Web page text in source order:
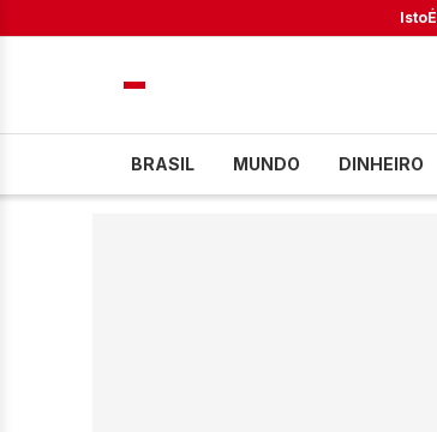
IstoÉ
BRASIL MUNDO DINHEIRO